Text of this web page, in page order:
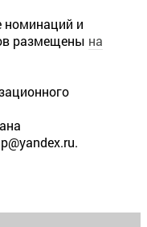
номинаций и
размещены на